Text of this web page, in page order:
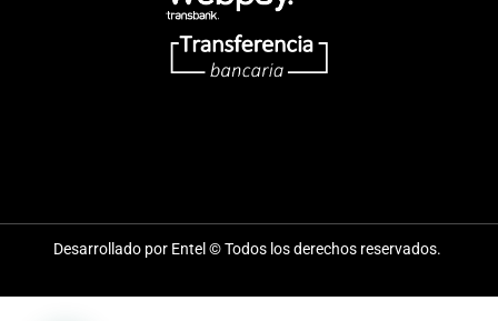
Desarrollado por Entel © Todos los derechos reservados.